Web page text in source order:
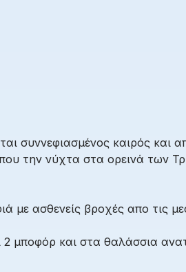
συννεφιασμένος καιρός και
την νύχτα στα ορεινά των
με ασθενείς βροχές απο τις
2 μποφόρ και στα θαλάσσια